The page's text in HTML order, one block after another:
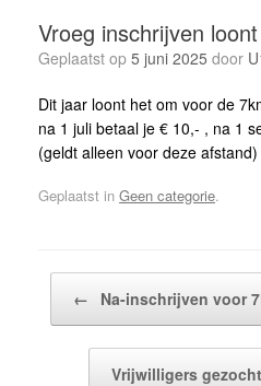
Vroeg inschrijven loont
Geplaatst op 5 juni 2025 door
Dit jaar loont het om voor de
na 1 juli betaal je € 10,- , na 1
(geldt alleen voor deze afstand)
Geplaatst in Geen categorie.
← Na-inschrijven voor
Vrijwilligers